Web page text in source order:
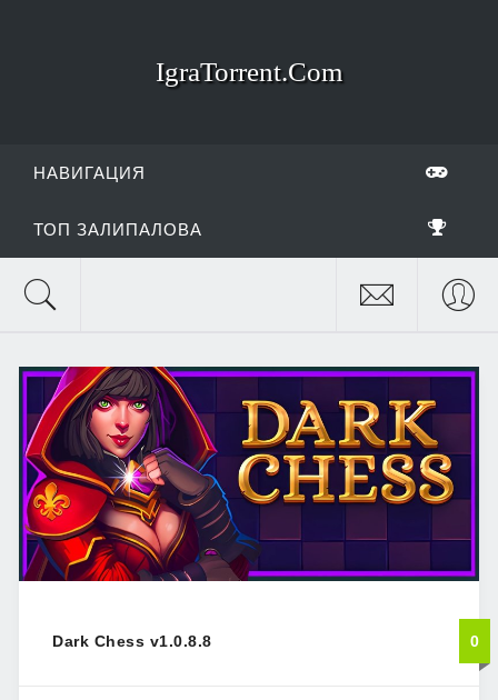
IgraTorrent.Com
НАВИГАЦИЯ
ТОП ЗАЛИПАЛОВА
Dark Chess v1.0.8.8 0